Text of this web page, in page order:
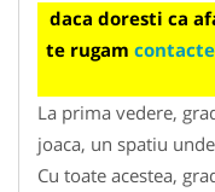
daca doresti ca
te rugam
La prima vedere,
joaca, un spatiu
Cu toate acestea,